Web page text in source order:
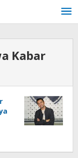
Kabar